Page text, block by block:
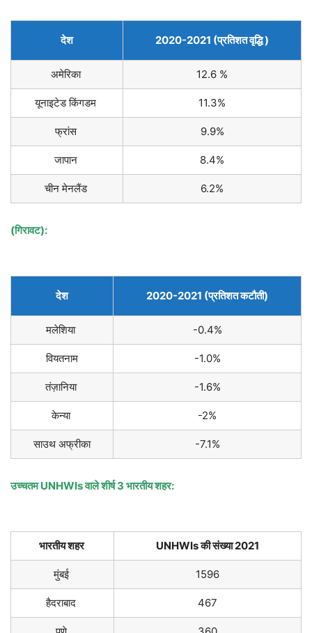
देश 2020-2021 (प्रतिशत वृद्धि )
अमेरिका 12.6 %
यूनाइटेड किंगडम 11.3%
फ्रांस 9.9%
जापान 8.4%
चीन मेनलैंड 6.2%
(गिरावट):
देश 2020-2021 (प्रतिशत कटौती)
मलेशिया -0.4%
वियतनाम -1.0%
तंज़ानिया -1.6%
केन्या -2%
साउथ अफ्रीका -7.1%
उच्चतम UNHWIs वाले शीर्ष 3 भारतीय शहर:
भारतीय शहर UNHWIs की संख्या 2021
मुंबई 1596
हैदराबाद 467